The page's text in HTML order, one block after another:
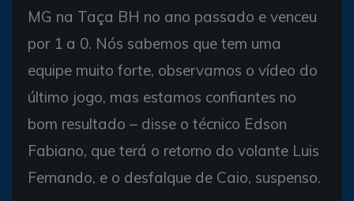
MG na Taça BH no ano passado e venceu
por 1 a 0. Nós sabemos que tem uma
equipe muito forte, observamos o vídeo do
último jogo, mas estamos confiantes no
bom resultado – disse o técnico Edson
Fabiano, que terá o retorno do volante Luis
Fernando, e o desfalque de Caio, suspenso.